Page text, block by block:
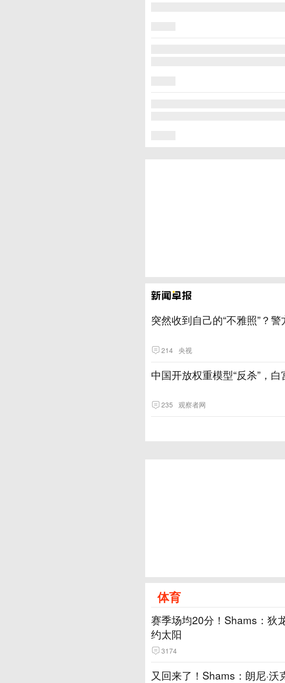
突然收到自己的“不雅照”？
214 央视
中国开放权重模型“反杀”，白
235 观察者网
体育
赛季场均20分！Shams：狄
约太阳
3174
又回来了！Shams：朗尼·